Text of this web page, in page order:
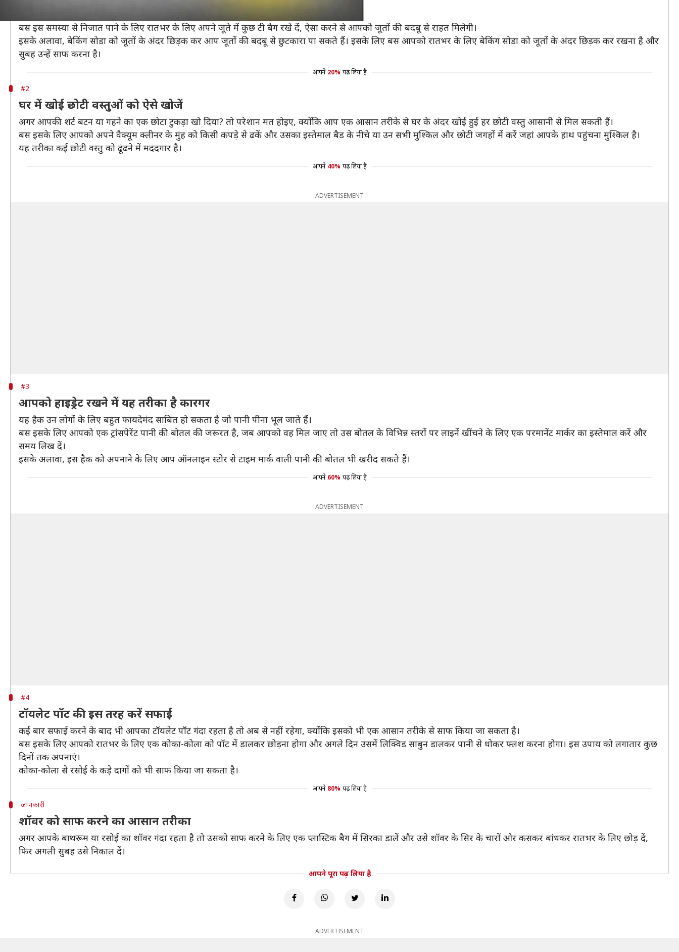
बस इस समस्या से निजात पाने के लिए रातभर के लिए अपने जूते में कुछ टी बैग रखे दें, ऐसा करने से आपको जूतों की बदबू से राहत मिलेगी।
इसके अलावा, बेकिंग सोडा को जूतों के अंदर छिड़क कर आप जूतों की बदबू से छुटकारा पा सकते हैं। इसके लिए बस आपको रातभर के लिए बेकिंग सोडा को जूतों के अंदर छिड़क कर रखना है और
सुबह उन्हें साफ करना है।
आपने 20% पढ़ लिया है
#2
घर में खोई छोटी वस्तुओं को ऐसे खोजें
अगर आपकी शर्ट बटन या गहने का एक छोटा टुकड़ा खो दिया? तो परेशान मत होइए, क्योंकि आप एक आसान तरीके से घर के अंदर खोई हुई हर छोटी वस्तु आसानी से मिल सकती हैं।
बस इसके लिए आपको अपने वैक्यूम क्लीनर के मुंह को किसी कपड़े से ढकें और उसका इस्तेमाल बैड के नीचे या उन सभी मुश्किल और छोटी जगहों में करें जहां आपके हाथ पहुंचना मुश्किल है।
यह तरीका कई छोटी वस्तु को ढूंढने में मददगार है।
आपने 40% पढ़ लिया है
ADVERTISEMENT
#3
आपको हाइड्रेट रखने में यह तरीका है कारगर
यह हैक उन लोगों के लिए बहुत फायदेमंद साबित हो सकता है जो पानी पीना भूल जाते हैं।
बस इसके लिए आपको एक ट्रांसपेरेंट पानी की बोतल की जरूरत है, जब आपको वह मिल जाए तो उस बोतल के विभिन्न स्तरों पर लाइनें खींचने के लिए एक परमानेंट मार्कर का इस्तेमाल करें और
समय लिख दें।
इसके अलावा, इस हैक को अपनाने के लिए आप ऑनलाइन स्टोर से टाइम मार्क वाली पानी की बोतल भी खरीद सकते हैं।
आपने 60% पढ़ लिया है
ADVERTISEMENT
#4
टॉयलेट पॉट की इस तरह करें सफाई
कई बार सफाई करने के बाद भी आपका टॉयलेट पॉट गंदा रहता है तो अब से नहीं रहेगा, क्योंकि इसको भी एक आसान तरीके से साफ किया जा सकता है।
बस इसके लिए आपको रातभर के लिए एक कोका-कोला को पॉट में डालकर छोड़ना होगा और अगले दिन उसमें लिक्विड साबुन डालकर पानी से धोकर फ्लश करना होगा। इस उपाय को लगातार कुछ
दिनों तक अपनाएं।
कोका-कोला से रसोई के कड़े दागों को भी साफ किया जा सकता है।
आपने 80% पढ़ लिया है
जानकारी
शॉवर को साफ करने का आसान तरीका
अगर आपके बाथरूम या रसोई का शॉवर गंदा रहता है तो उसको साफ करने के लिए एक प्लास्टिक बैग में सिरका डालें और उसे शॉवर के सिर के चारों ओर कसकर बांधकर रातभर के लिए छोड़ दें,
फिर अगली सुबह उसे निकाल दें।
आपने पूरा पढ़ लिया है
ADVERTISEMENT